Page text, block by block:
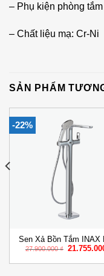
– Phụ kiện phòng
– Chất liệu mạ: Cr-Ni
SẢN PHẨM
-22%
Sen Xả Bồn Tắm INAX
656S Đặt Sàn
27.900.000₫ Giá
là: